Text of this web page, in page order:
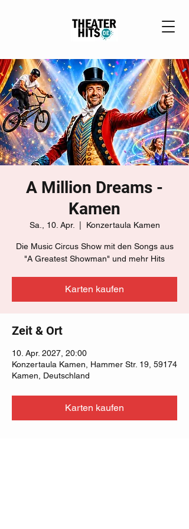
A Million Dreams -
Kamen
Sa., 10. Apr. Konzertaula Kamen
Die Music Circus Show mit den Songs aus
"A Greatest Showman" und mehr Hits
Karten kaufen
Zeit & Ort
10. Apr. 2027, 20:00
Konzertaula Kamen, Hammer Str. 19, 59174
Kamen, Deutschland
Karten kaufen